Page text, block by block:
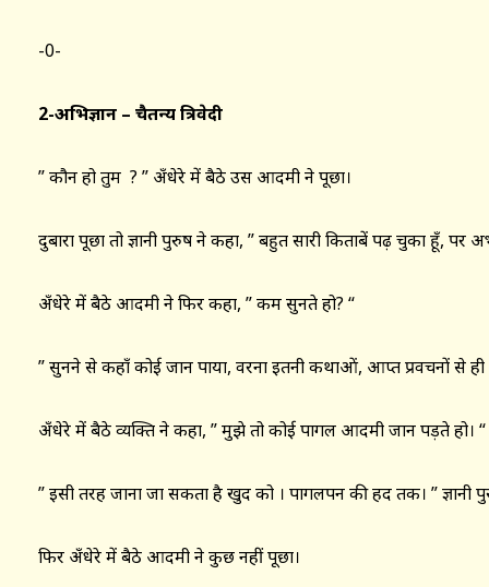
-0-
2-अभिज्ञान – चैतन्य त्रिवेदी
” कौन हो तुम ? ” अँधेरे में बैठे उस आदमी ने पूछा।
दुबारा पूछा तो ज्ञानी पुरुष ने कहा, ” बहुत सारी किताबें पढ़ चुका हूँ, पर
अँधेरे में बैठे आदमी ने फिर कहा, ” कम सुनते हो? “
” सुनने से कहाँ कोई जान पाया, वरना इतनी कथाओं, आप्त प्रवचनों से
अँधेरे में बैठे व्यक्ति ने कहा, ” मुझे तो कोई पागल आदमी जान पड़ते हो। “
” इसी तरह जाना जा सकता है खुद को । पागलपन की हद तक। ” ज्ञानी
फिर अँधेरे में बैठे आदमी ने कुछ नहीं पूछा।